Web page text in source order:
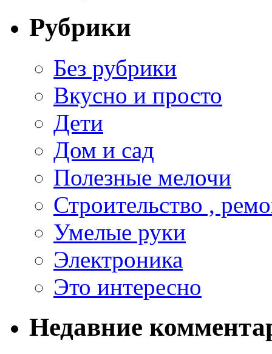
Рубрики
Без рубрики
Вкусно и просто
Дети
Дом и сад
Полезные мелочи
Строительство ,
Умелые руки
Электроника
Это интересно
Недавние